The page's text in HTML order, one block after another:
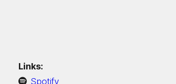
Links:
Spotify